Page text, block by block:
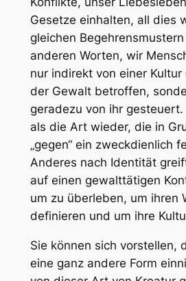
Gesetze einhalten, all dies
gleichen
anderen Worten, wir
nur indirekt von einer Kultur
der Gewalt betroffen,
geradezu von ihr
als die Art wieder, die in
„gegen“ ein zweckdienlich
Anderes nach Identität
auf einen gewalttätigen
um zu überleben, um ihren
definieren und um ihre
Sie können sich vorstellen,
eine ganz andere Form